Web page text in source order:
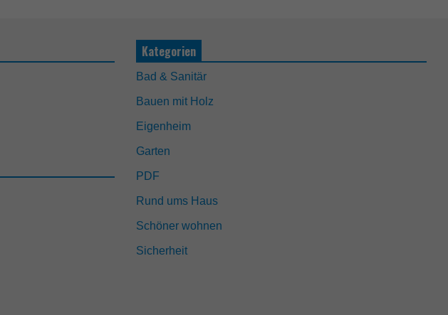
Kategorien
Bad & Sanitär
Bauen mit Holz
Eigenheim
Garten
PDF
Rund ums Haus
Schöner wohnen
Sicherheit